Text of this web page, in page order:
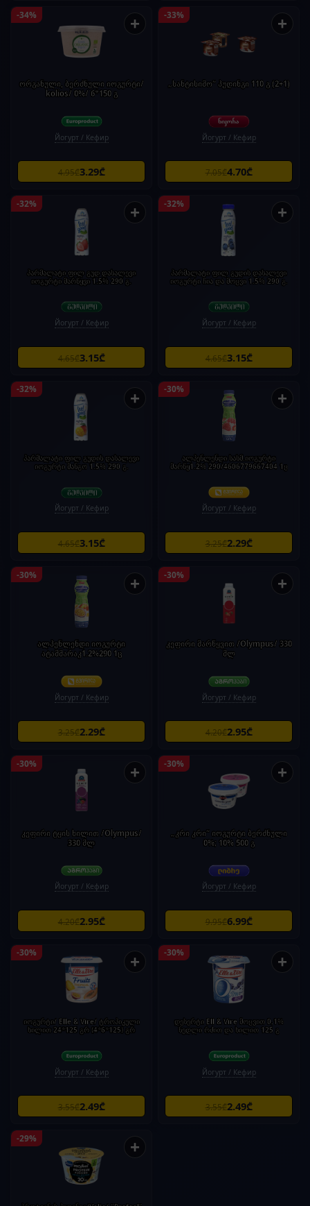
-34% +
ორგანული, ბერძნული იოგურტი/
kolios/ 0%/ 6*150 გ
Йогурт / Кефир
4.95₾3.29₾
-33% +
„სანტისიმო“ პუდინგი 110 გ (2+1)
Йогурт / Кефир
7.05₾4.70₾
-32% +
პარმალატი ფილ გუდ დასალევი
იოგურტი მარწყვი 1.5% 290 გ.
Йогурт / Кефир
4.65₾3.15₾
-32% +
პარმალატი ფილ გუდის დასალევი
იოგურტი ჩია და მოცვი 1.5% 290 გ.
Йогурт / Кефир
4.65₾3.15₾
-32% +
პარმალატი ფილ გუდის დასალევი
იოგურტი მანგო 1.5% 290 გ.
Йогурт / Кефир
4.65₾3.15₾
-30% +
ალპენლენდი სასმ.იოგურტი
მარწყ1.2% 290/4606779667404 1ც
Йогурт / Кефир
3.25₾2.29₾
-30% +
ალპენლენდი იოგურტი
ატამმარაკ1.2%290 1ც
Йогурт / Кефир
3.25₾2.29₾
-30% +
კეფირი მარწყვით /Olympus/ 330
მლ
Йогурт / Кефир
4.20₾2.95₾
-30% +
კეფირი ტყის ხილით /Olympus/
330 მლ
Йогурт / Кефир
4.20₾2.95₾
-30% +
„კრი კრი“ იოგურტი ბერძნული
0%; 10% 500 გ
Йогурт / Кефир
9.95₾6.99₾
-30% +
იოგურტი/ Elle & Vire/ ტროპიკული
ხილით 24*125 გრ (4*6*125) გრ
Йогурт / Кефир
3.55₾2.49₾
-30% +
დესერტი Ell & Vire მოცვით 0,1%
ნედლი რძით და ხილით 125 გ
Йогурт / Кефир
3.55₾2.49₾
-29% +